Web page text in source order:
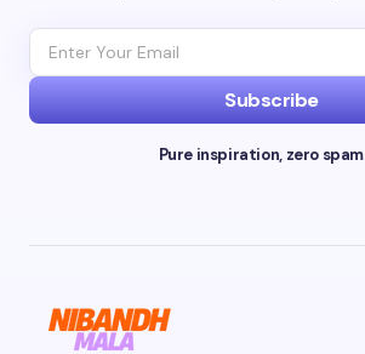
Subscribe
Pure inspiration, zero spam